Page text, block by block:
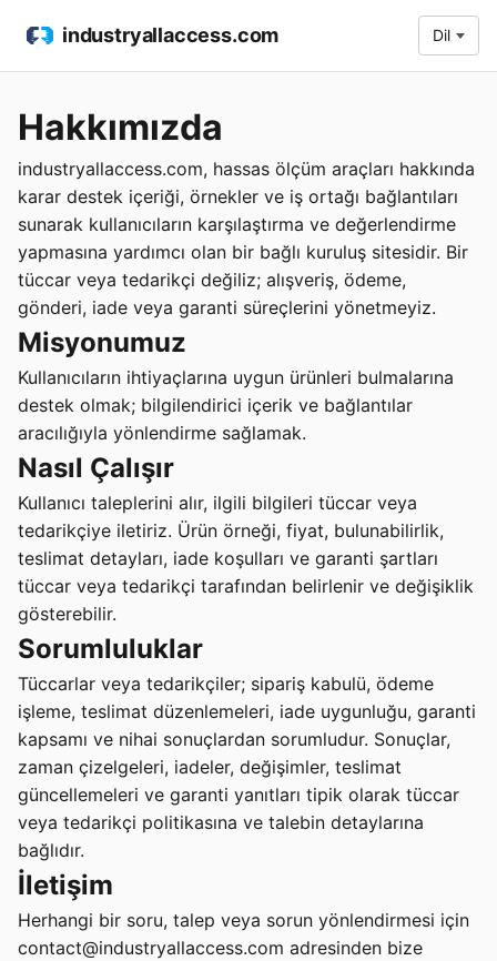
industryallaccess.com Dil
Hakkımızda
industryallaccess.com, hassas ölçüm araçları hakkında
karar destek içeriği, örnekler ve iş ortağı bağlantıları
sunarak kullanıcıların karşılaştırma ve değerlendirme
yapmasına yardımcı olan bir bağlı kuruluş sitesidir. Bir
tüccar veya tedarikçi değiliz; alışveriş, ödeme,
gönderi, iade veya garanti süreçlerini yönetmeyiz.
Misyonumuz
Kullanıcıların ihtiyaçlarına uygun ürünleri bulmalarına
destek olmak; bilgilendirici içerik ve bağlantılar
aracılığıyla yönlendirme sağlamak.
Nasıl Çalışır
Kullanıcı taleplerini alır, ilgili bilgileri tüccar veya
tedarikçiye iletiriz. Ürün örneği, fiyat, bulunabilirlik,
teslimat detayları, iade koşulları ve garanti şartları
tüccar veya tedarikçi tarafından belirlenir ve değişiklik
gösterebilir.
Sorumluluklar
Tüccarlar veya tedarikçiler; sipariş kabulü, ödeme
işleme, teslimat düzenlemeleri, iade uygunluğu, garanti
kapsamı ve nihai sonuçlardan sorumludur. Sonuçlar,
zaman çizelgeleri, iadeler, değişimler, teslimat
güncellemeleri ve garanti yanıtları tipik olarak tüccar
veya tedarikçi politikasına ve talebin detaylarına
bağlıdır.
İletişim
Herhangi bir soru, talep veya sorun yönlendirmesi için
contact@industryallaccess.com adresinden bize